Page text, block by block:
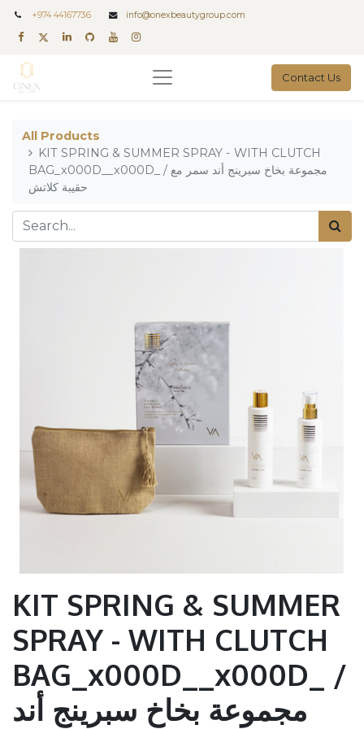
+974 44167736 info@onexbeautygroup.com
Contact Us
All Products
KIT SPRING & SUMMER SPRAY - WITH CLUTCH
BAG_x000D__x000D_ / مجموعة بخاخ سبرينج أند سمر مع
حقيبة كلاتش
KIT SPRING & SUMMER
SPRAY - WITH CLUTCH
BAG_x000D__x000D_ /
مجموعة بخاخ سبرينج أند